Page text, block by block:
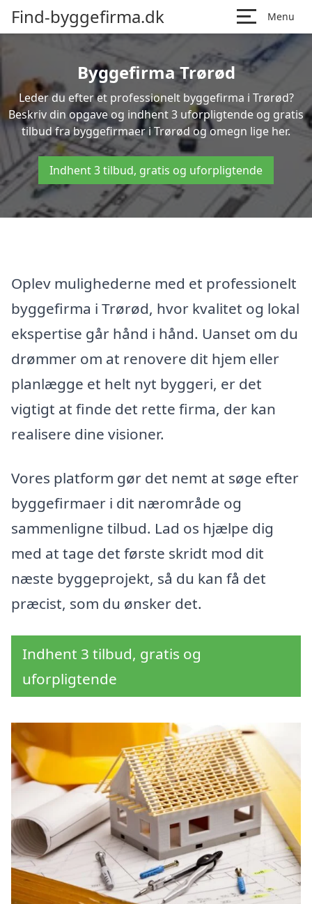
Find-byggefirma.dk Menu
Byggefirma Trørød
Leder du efter et professionelt byggefirma i Trørød?
Beskriv din opgave og indhent 3 uforpligtende og gratis
tilbud fra byggefirmaer i Trørød og omegn lige her.
Indhent 3 tilbud, gratis og uforpligtende
Oplev mulighederne med et professionelt
byggefirma i Trørød, hvor kvalitet og lokal
ekspertise går hånd i hånd. Uanset om du
drømmer om at renovere dit hjem eller
planlægge et helt nyt byggeri, er det
vigtigt at finde det rette firma, der kan
realisere dine visioner.
Vores platform gør det nemt at søge efter
byggefirmaer i dit nærområde og
sammenligne tilbud. Lad os hjælpe dig
med at tage det første skridt mod dit
næste byggeprojekt, så du kan få det
præcist, som du ønsker det.
Indhent 3 tilbud, gratis og
uforpligtende